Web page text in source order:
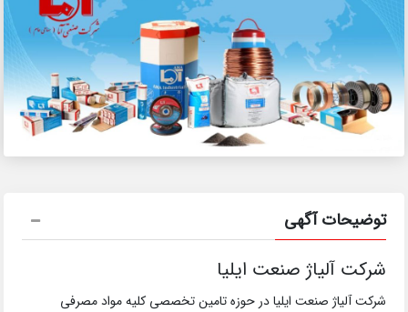
توضیحات آگهی
شرکت آلیاژ صنعت ایلیا
شرکت آلیاژ صنعت ایلیا در حوزه تامین تخصصی کلیه مواد مصرفی